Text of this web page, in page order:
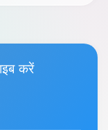
करें